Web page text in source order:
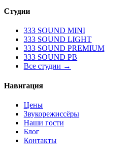
Студии
333 SOUND MINI
333 SOUND LIGHT
333 SOUND PREMIUM
333 SOUND PB
Все студии →
Навигация
Цены
Звукорежиссёры
Наши гости
Блог
Контакты